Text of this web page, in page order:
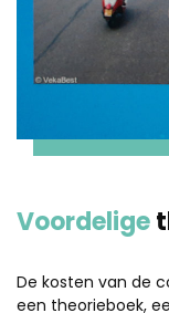
Voordelige
De kosten van de
een theorieboek,